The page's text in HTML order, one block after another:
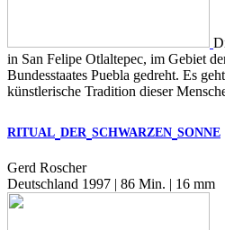
in San Felipe Otlaltepec, im Gebiet
Bundesstaates Puebla gedreht. Es
künstlerische Tradition dieser
RITUAL DER SCHWARZEN SONNE
Gerd Roscher
Deutschland 1997 | 86 Min. | 16 mm